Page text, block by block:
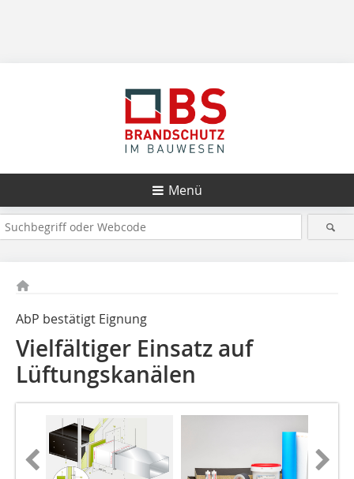
Menü
AbP bestätigt Eignung
Vielfältiger Einsatz auf
Lüftungskanälen